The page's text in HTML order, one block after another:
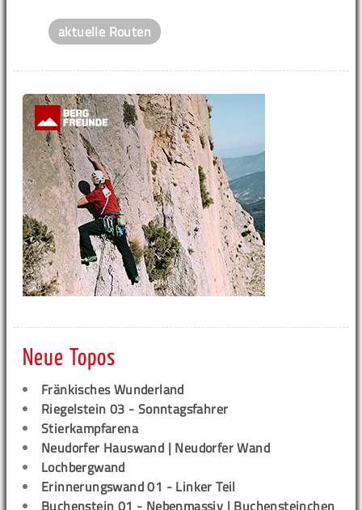
aktuelle Routen
Neue Topos
Fränkisches Wunderland
Riegelstein 03 - Sonntagsfahrer
Stierkampfarena
Neudorfer Hauswand | Neudorfer Wand
Lochbergwand
Erinnerungswand 01 - Linker Teil
Buchenstein 01 - Nebenmassiv | Buchensteinchen